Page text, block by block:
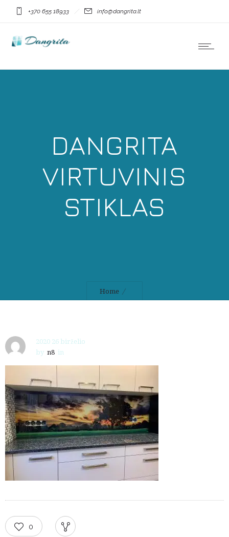
+370 655 18933 info@dangrita.lt
DANGRITA
VIRTUVINIS
STIKLAS
Home
2020 26 birželio
by n8 in
0